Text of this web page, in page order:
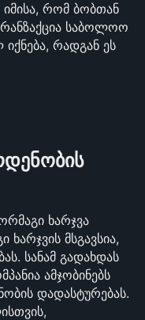
იმისა, რომ ბობთან
საბოლოო
რადგან ეს
ხარჯვა
მსგავსია,
სანამ გადახდას
ამჯობინებს
დადასტურებას.